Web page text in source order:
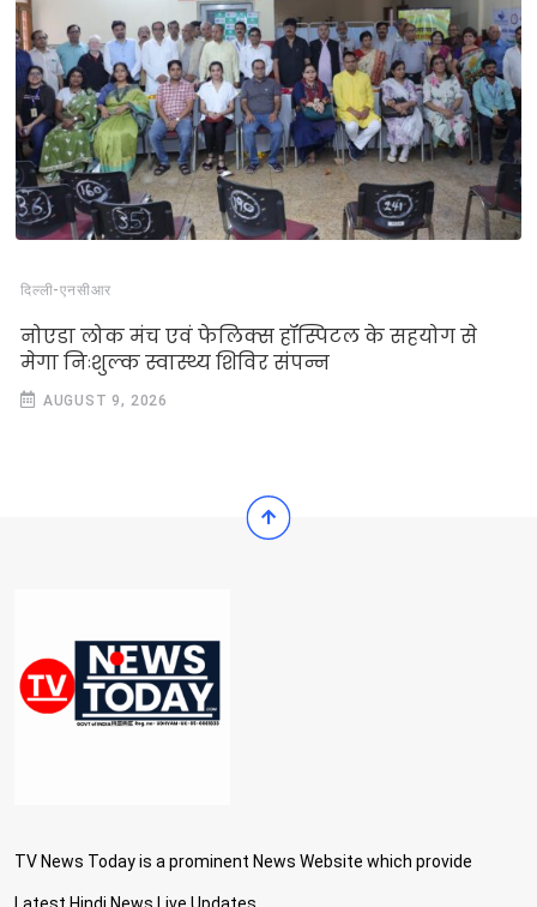
दिल्‍ली-एनसीआर
नोएडा लोक मंच एवं फेलिक्स हॉस्पिटल के सहयोग से
मेगा निःशुल्क स्वास्थ्य शिविर संपन्न
AUGUST 9, 2026
TV News Today is a prominent News Website which provide